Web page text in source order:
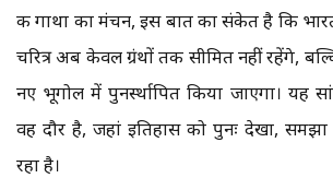
की गाथा का मंचन, इस बात का संकेत है कि
चरित्र अब केवल ग्रंथों तक सीमित नहीं रहेंगे,
नए भूगोल में पुनर्स्थापित किया जाएगा। यह
वह दौर है, जहां इतिहास को पुनः देखा,
रहा है।